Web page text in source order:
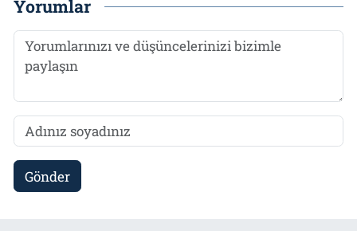
Yorumlar
Gönder